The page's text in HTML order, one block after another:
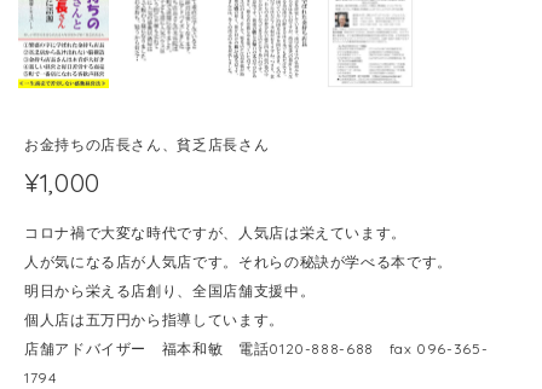
お金持ちの店長さん、貧乏店長さん
¥1,000
コロナ禍で大変な時代ですが、人気店は栄えています。
人が気になる店が人気店です。それらの秘訣が学べる本です。
明日から栄える店創り、全国店舗支援中。
個人店は五万円から指導しています。
店舗アドバイザー 福本和敏 電話0120-888-688 fax 096-365-
1794